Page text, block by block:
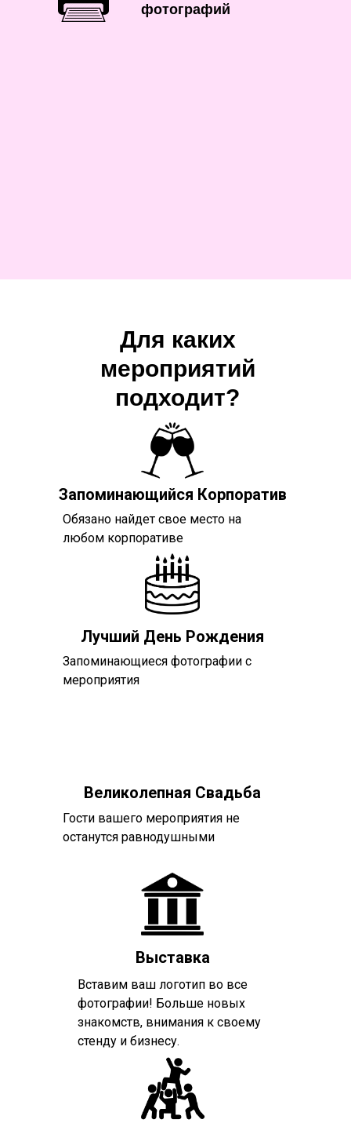
фотографий
Запоминающийся Корпоратив
Для каких
мероприятий
подходит?
Обязано найдет свое место на
любом корпоративе
Запоминающиеся фотографии с
мероприятия
Лучший День Рождения
Гости вашего мероприятия не
останутся равнодушными
Великолепная Свадьба
Вставим ваш логотип во все
фотографии! Больше новых
знакомств, внимания к своему
стенду и бизнесу.
Выставка